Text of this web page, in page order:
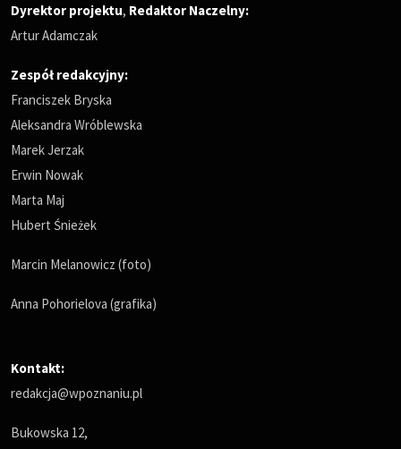
Dyrektor projektu, Redaktor Naczelny:
Artur Adamczak
Zespół redakcyjny:
Franciszek Bryska
Aleksandra Wróblewska
Marek Jerzak
Erwin Nowak
Marta Maj
Hubert Śnieżek
Marcin Melanowicz (foto)
Anna Pohorielova (grafika)
Kontakt:
redakcja@wpoznaniu.pl
Bukowska 12,